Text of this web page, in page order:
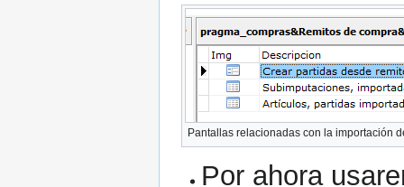
Pantallas relacionadas con la importación
Por ahora